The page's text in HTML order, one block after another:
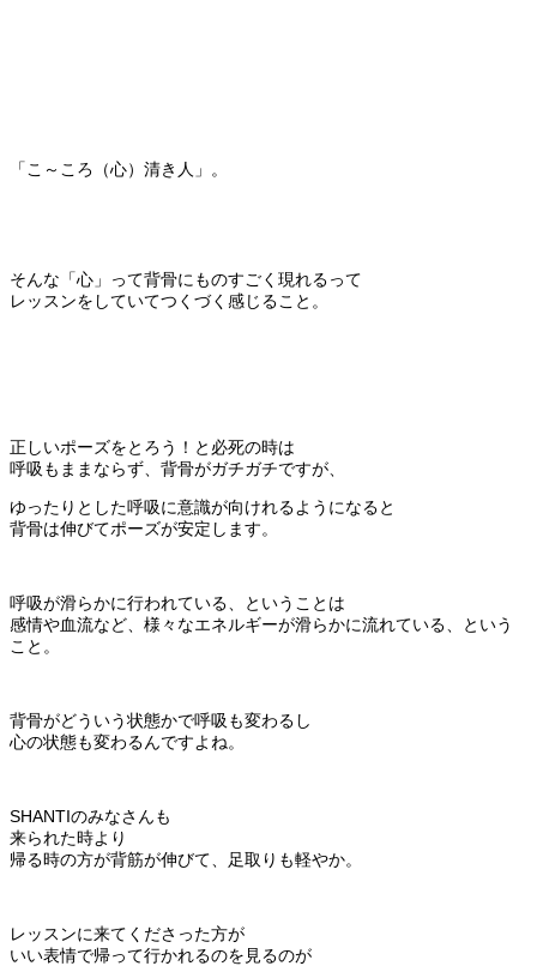
「こ～ころ（心）清き人」。
そんな「心」って背骨にものすごく現れるって
レッスンをしていてつくづく感じること。
正しいポーズをとろう！と必死の時は
呼吸もままならず、背骨がガチガチですが、
ゆったりとした呼吸に意識が向けれるようになると
背骨は伸びてポーズが安定します。
呼吸が滑らかに行われている、ということは
感情や血流など、様々なエネルギーが滑らかに流れている、という
こと。
背骨がどういう状態かで呼吸も変わるし
心の状態も変わるんですよね。
SHANTIのみなさんも
来られた時より
帰る時の方が背筋が伸びて、足取りも軽やか。
レッスンに来てくださった方が
いい表情で帰って行かれるのを見るのが